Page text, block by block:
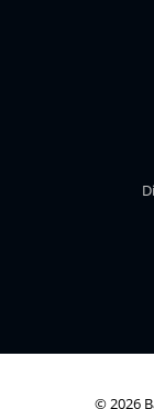
© 2026